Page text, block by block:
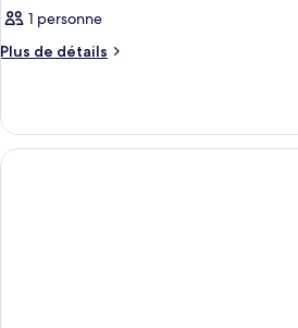
1 personne
Plus de détails
Plus
le
type
de